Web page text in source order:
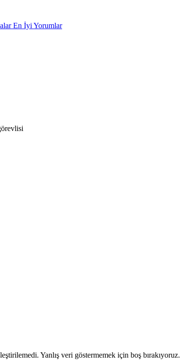
En İyi Yorumlar
Yanlış veri göstermemek için boş bırakıyoruz.